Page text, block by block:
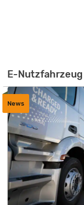
E-Nutzfahrzeug
News